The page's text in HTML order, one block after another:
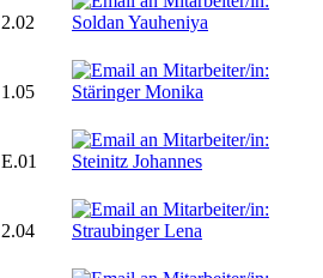
2.02
1.05
E.01
2.04